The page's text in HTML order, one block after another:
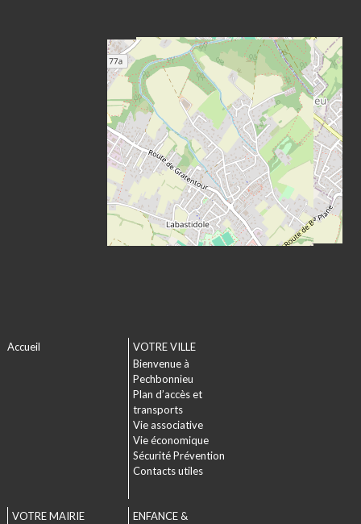
Accueil
VOTRE VILLE
Bienvenue à
Pechbonnieu
Plan d’accès et
transports
Vie associative
Vie économique
Sécurité Prévention
Contacts utiles
VOTRE MAIRIE
ENFANCE &